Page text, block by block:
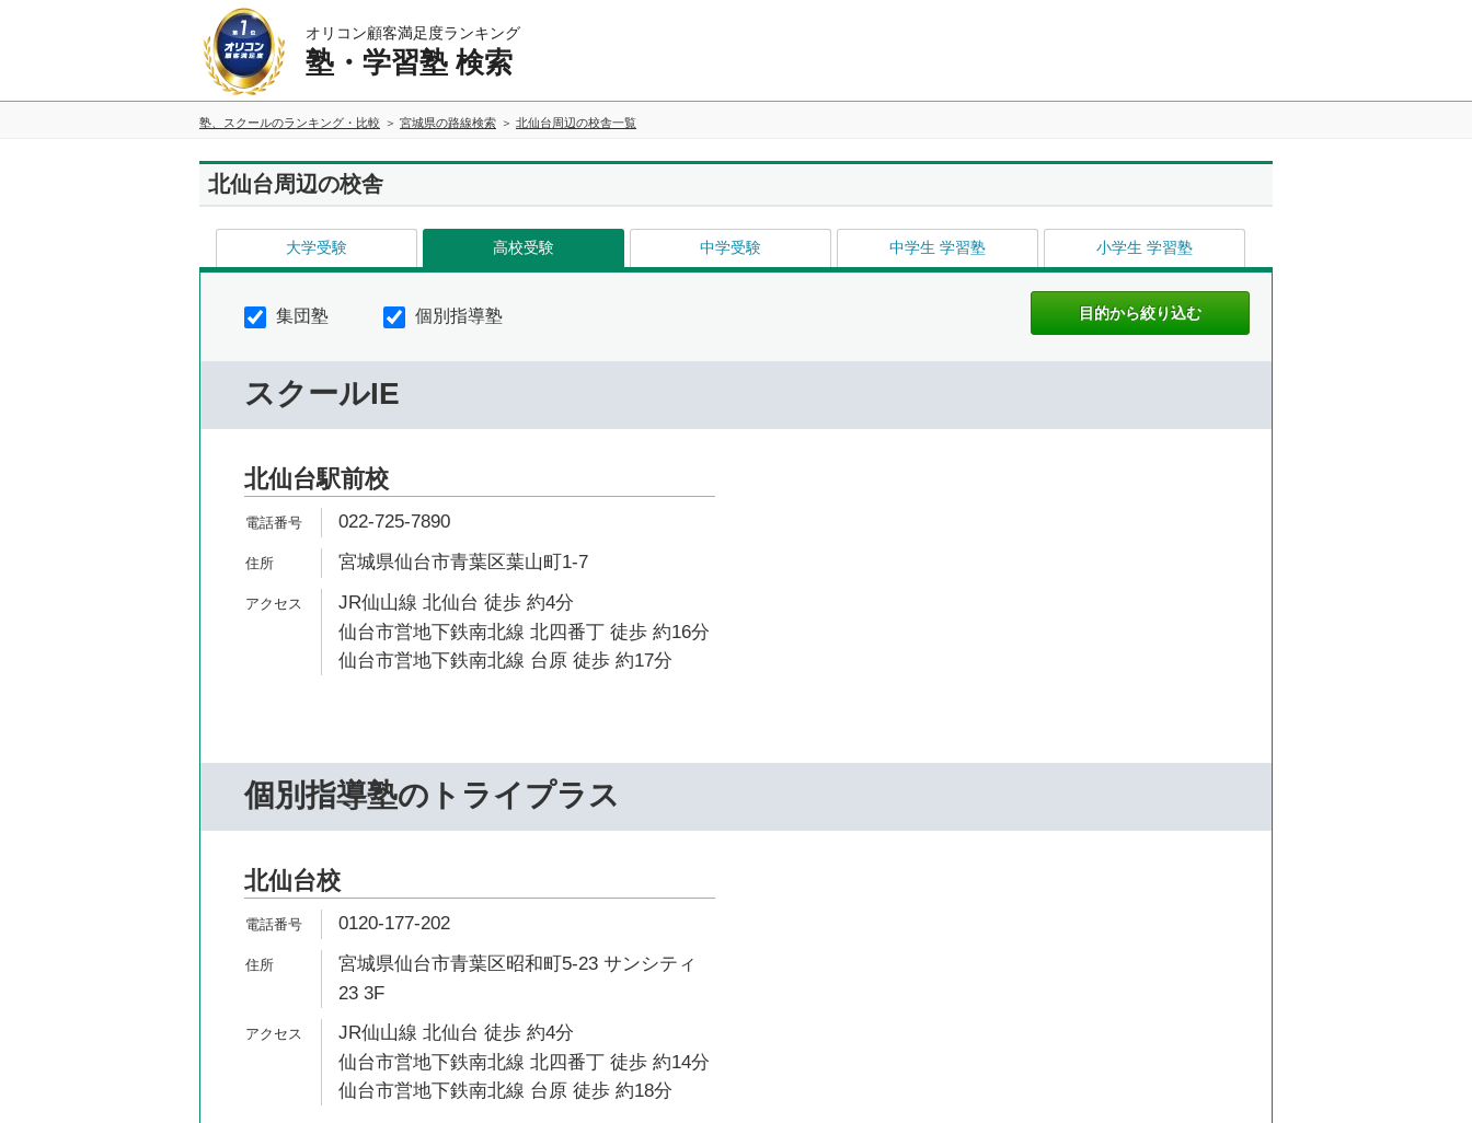
オリコン顧客満足度ランキング
塾・学習塾 検索
塾、スクールのランキング・比較 宮城県の路線検索 北仙台周辺の校舎一覧
北仙台周辺の校舎
大学受験 高校受験 中学受験 中学生 学習塾 小学生 学習塾
集団塾 個別指導塾
スクールIE
北仙台駅前校
022-725-7890
宮城県仙台市青葉区葉山町1-7
JR仙山線 北仙台 徒歩 約4分
仙台市営地下鉄南北線 北四番丁 徒歩 約16分
仙台市営地下鉄南北線 台原 徒歩 約17分
個別指導塾のトライプラス
北仙台校
0120-177-202
宮城県仙台市青葉区昭和町5-23 サンシティ
23 3F
JR仙山線 北仙台 徒歩 約4分
仙台市営地下鉄南北線 北四番丁 徒歩 約14分
仙台市営地下鉄南北線 台原 徒歩 約18分